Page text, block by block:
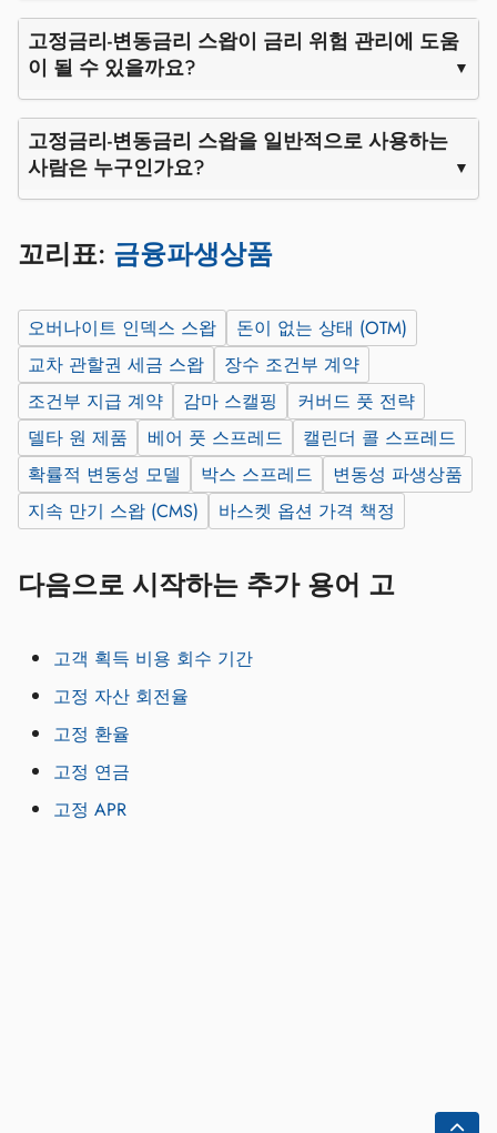
고정금리-변동금리 스왑이 금리 위험 관리에 도움
이 될 수 있을까요?
고정금리-변동금리 스왑을 일반적으로 사용하는
사람은 누구인가요?
꼬리표: 금융파생상품
오버나이트 인덱스 스왑
돈이 없는 상태 (OTM)
교차 관할권 세금 스왑
장수 조건부 계약
조건부 지급 계약
감마 스캘핑
커버드 풋 전략
델타 원 제품
베어 풋 스프레드
캘린더 콜 스프레드
확률적 변동성 모델
박스 스프레드
변동성 파생상품
지속 만기 스왑 (CMS)
바스켓 옵션 가격 책정
다음으로 시작하는 추가 용어 고
고객 획득 비용 회수 기간
고정 자산 회전율
고정 환율
고정 연금
고정 APR